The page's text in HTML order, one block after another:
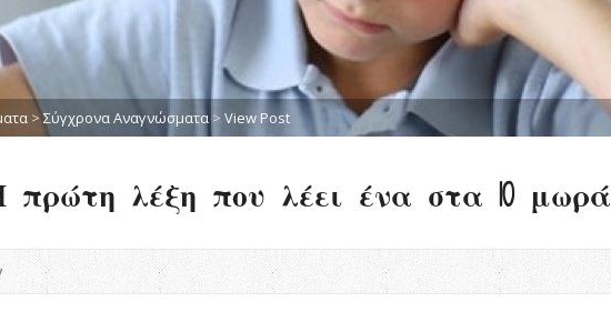
>Σύγχρονα Αναγνώσματα > View Post
λέξη που λέει ένα στα 10 μωρά